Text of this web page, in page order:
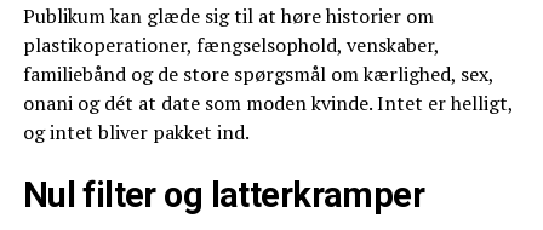
Publikum kan glæde sig til at høre historier om
plastikoperationer, fængselsophold, venskaber,
familiebånd og de store spørgsmål om kærlighed, sex,
onani og dét at date som moden kvinde. Intet er helligt,
og intet bliver pakket ind.
Nul filter og latterkramper